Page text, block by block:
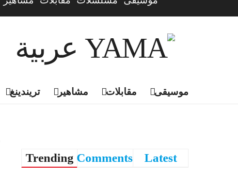
تريندينغ مشاهير مقابلات موسيقى
Trending Comments Latest